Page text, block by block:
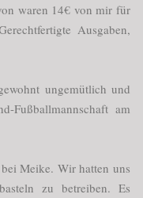
waren 14€ von mir für
Ausgaben,
ungemütlich und
Fußballmannschaft am
Meike. Wir hatten uns
zu betreiben. Es